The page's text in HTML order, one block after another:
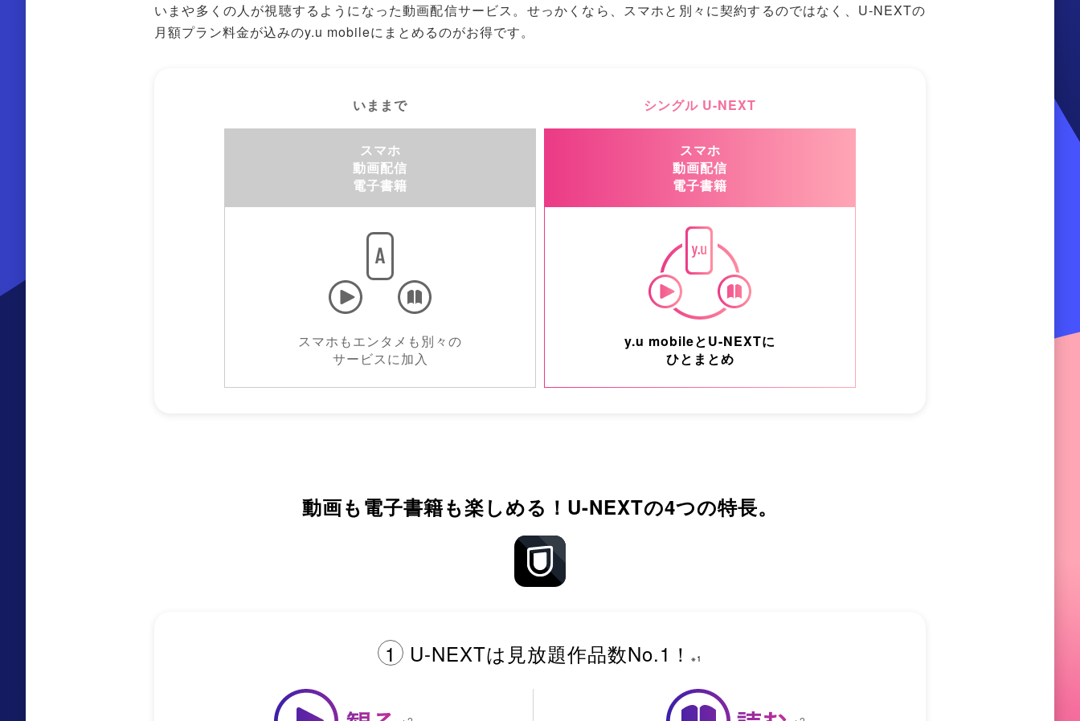
いまや多くの人が視聴するようになった動画配信サービス。せっかくなら、スマホと別々に契約するのではなく、U-NEXTの
月額プラン料金が込みのy.u mobileにまとめるのがお得です。
いままで
スマホ
動画配信
電子書籍
スマホもエンタメも 別々の
サービスに加入
シングル U-NEXT
スマホ
動画配信
電子書籍
y.u mobileとU-NEXTに
ひとまとめ
動画も電子書籍も楽しめる！ U-NEXTの4つの特長。
1 U-NEXTは 見放題作品数No.1！ ※1